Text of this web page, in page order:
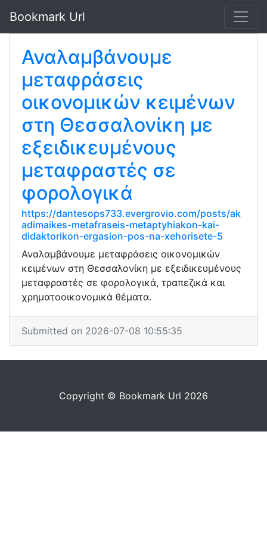
Bookmark Url
Αναλαμβάνουμε
μεταφράσεις
οικονομικών κειμένων
στη Θεσσαλονίκη με
εξειδικευμένους
μεταφραστές σε
φορολογικά
https://dantesops733.evergrovio.com/posts/ak
adimaikes-metafraseis-metaptyhiakon-kai-
didaktorikon-ergasion-pos-na-xehorisete-5
Αναλαμβάνουμε μεταφράσεις οικονομικών
κειμένων στη Θεσσαλονίκη με εξειδικευμένους
μεταφραστές σε φορολογικά, τραπεζικά και
χρηματοοικονομικά θέματα.
Submitted on 2026-07-08 10:55:35
Copyright © Bookmark Url 2026